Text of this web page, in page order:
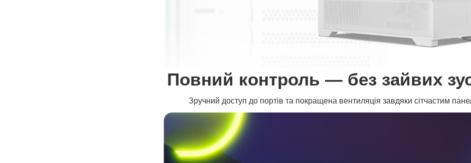
Повний контроль — без зайвих
Зручний доступ до портів та покращена вентиляція завдяки сітчастим